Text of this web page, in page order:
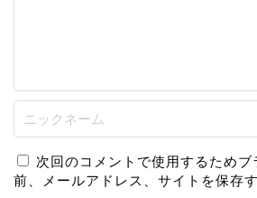
次回のコメントで使用するためブ
前、メールアドレス、サイトを保存す